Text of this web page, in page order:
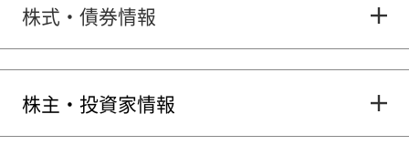
株式・債券情報
株主・投資家情報